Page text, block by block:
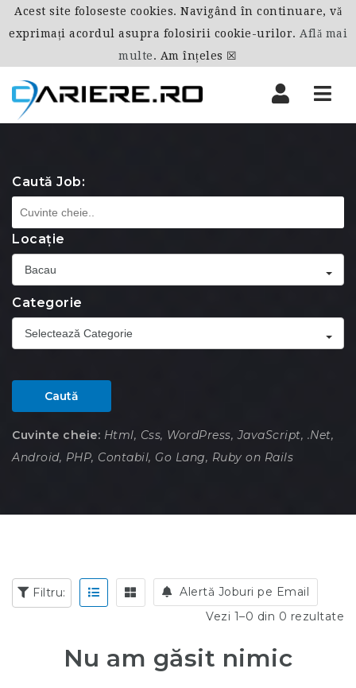
Caută Job:
Locație
Bacau
Categorie
Selectează Categorie
Caută
Cuvinte cheie: Html, Css, WordPress, JavaScript, .Net,
Android, PHP, Contabil, Go Lang, Ruby on Rails
Filtru:
Alertă Joburi pe Email
Vezi 1–0 din 0 rezultate
Nu am găsit nimic
Acest site foloseste cookies. Navigând în continuare, vă
exprimați acordul asupra folosirii cookie-urilor. Află mai
multe. Am înțeles ☒